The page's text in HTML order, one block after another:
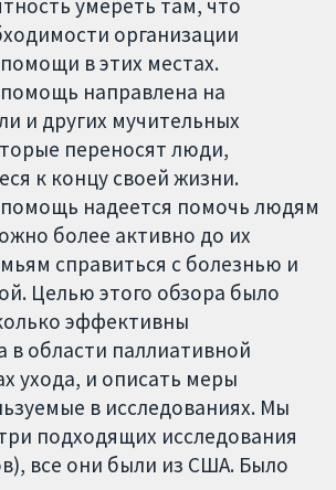
умереть там, что
организации
в этих местах.
направлена ​​на
и других мучительных
переносят люди,
к концу своей жизни.
надеется помочь людям
более активно до их
справиться с болезнью и
Целью этого обзора было
эффективны
в области паллиативной
ухода, и описать меры
в исследованиях. Мы
подходящих исследования
все они были из США. Было